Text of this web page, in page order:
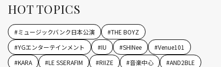
HOT TOPICS
#ミュージックバンク日本公演 #THE BOYZ
#YGエンターテインメント #IU #SHINee #Venue101
#KARA #LE SSERAFIM #RIIZE #音楽中心 #AND2BLE